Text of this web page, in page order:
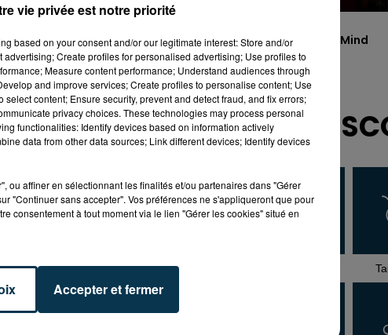
One Track Mind
vie privée est notre priorité
based on your consent and/or our legitimate interest: Store and/or
Create profiles for personalised advertising; Use profiles to
Measure content performance; Understand audiences through
and improve services; Create profiles to personalise content; Use
content; Ensure security, prevent and detect fraud, and fix errors;
privacy choices. These technologies may process personal
functionalities: Identify devices based on information actively
data from other data sources; Link different devices; Identify devices
ou affiner en sélectionnant les finalités et/ou partenaires dans "Gérer
"Continuer sans accepter". Vos préférences ne s'appliqueront que pour
consentement à tout moment via le lien "Gérer les cookies" situé en
Accepter et fermer